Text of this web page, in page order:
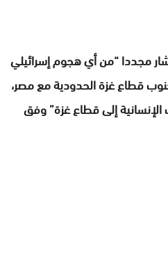
مجددا “من أي هجوم إسرائيلي
قطاع غزة الحدودية مع مصر،
الإنسانية إلى قطاع غزة” وفق